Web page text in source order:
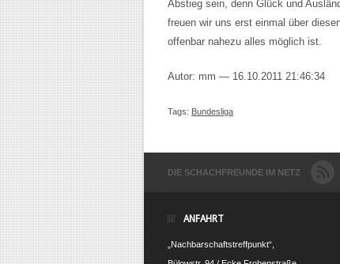
Abstieg sein, denn Glück und
freuen wir uns erst einmal über
offenbar nahezu alles möglich ist.
Autor: mm — 16.10.2011 21:46:34
Tags: Bundesliga
DIE SCHACHFREUNDE IM NETZ
ANFAHRT
„Nachbarschaftstreffpunkt“,